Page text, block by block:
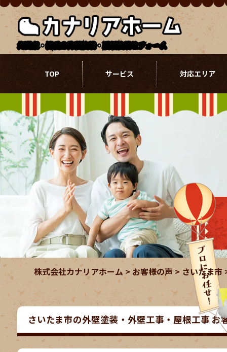
北関東・埼玉の外壁塗装・屋根塗装リフォーム
TOP サービス 対応エリア
株式会社カナリアホーム>お客様の声 > さいたま市
さいたま市の外壁塗装・外壁工事・屋根工事